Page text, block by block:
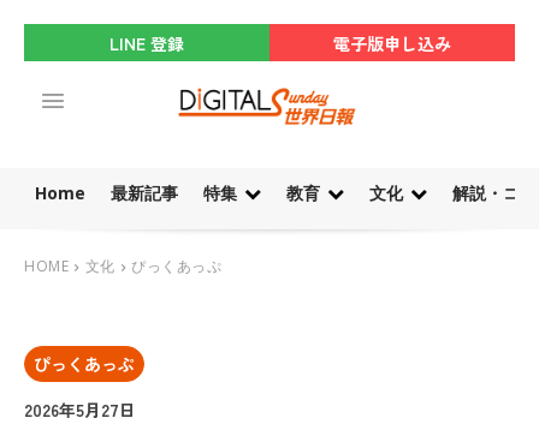
LINE 登録 電子版申し込み
Home 最新記事 特集 教育 文化 解説・コ
HOME 文化 ぴっくあっぷ
ぴっくあっぷ
2026年5月27日